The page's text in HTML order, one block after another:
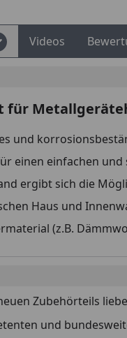
Videos
und
einen einfachen und
ergibt sich die
Haus und
(z.B.
Zubehörteils
und